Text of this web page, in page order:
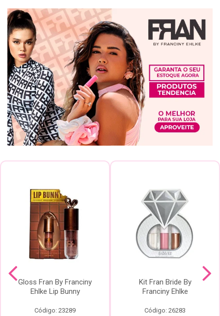
Gloss Fran By Franciny
Ehlke Lip Bunny
Código: 23289
Kit Fran Bride By
Franciny Ehlke
Código: 26283